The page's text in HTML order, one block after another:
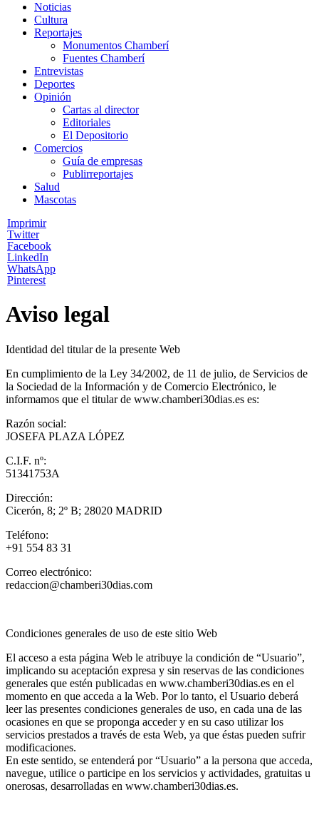
Noticias
Cultura
Reportajes
Monumentos Chamberí
Fuentes Chamberí
Entrevistas
Deportes
Opinión
Cartas al director
Editoriales
El Depositorio
Comercios
Guía de empresas
Publirreportajes
Salud
Mascotas
Imprimir
Twitter
Facebook
LinkedIn
WhatsApp
Pinterest
Aviso legal
Identidad del titular de la presente Web
En cumplimiento de la Ley 34/2002, de 11 de julio, de Servicios de
la Sociedad de la Información y de Comercio Electrónico, le
informamos que el titular de www.chamberi30dias.es es:
Razón social:
JOSEFA PLAZA LÓPEZ
C.I.F. nº:
51341753A
Dirección:
Cicerón, 8; 2º B; 28020 MADRID
Teléfono:
+91 554 83 31
Correo electrónico:
redaccion@chamberi30dias.com
Condiciones generales de uso de este sitio Web
El acceso a esta página Web le atribuye la condición de “Usuario”,
implicando su aceptación expresa y sin reservas de las condiciones
generales que estén publicadas en www.chamberi30dias.es en el
momento en que acceda a la Web. Por lo tanto, el Usuario deberá
leer las presentes condiciones generales de uso, en cada una de las
ocasiones en que se proponga acceder y en su caso utilizar los
servicios prestados a través de esta Web, ya que éstas pueden sufrir
modificaciones.
En este sentido, se entenderá por “Usuario” a la persona que acceda,
navegue, utilice o participe en los servicios y actividades, gratuitas u
onerosas, desarrolladas en www.chamberi30dias.es.